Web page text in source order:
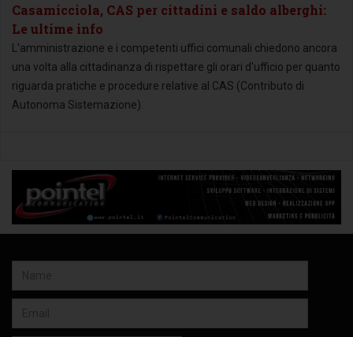
Casamicciola, CAS per cittadini e saldo alberghi:
Le ultime info
L'amministrazione e i competenti uffici comunali chiedono ancora
una volta alla cittadinanza di rispettare gli orari d'ufficio per quanto
riguarda pratiche e procedure relative al CAS (Contributo di
Autonoma Sistemazione).